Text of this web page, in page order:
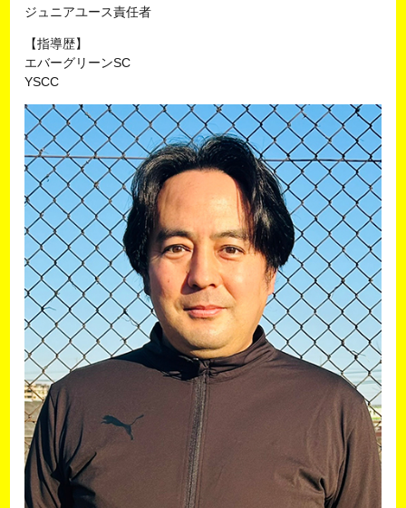
ジュニアユース責任者
【指導歴】
エバーグリーンSC
YSCC